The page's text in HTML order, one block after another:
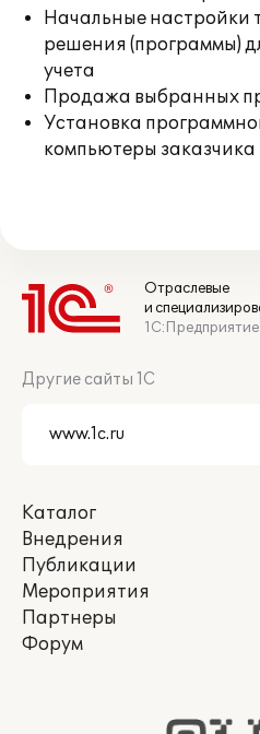
Начальные настройки
решения (программы)
учета
Продажа выбранных
Установка
компьютеры заказчика
Отраслевые
и
1С:Предприятие
Другие сайты 1С
Каталог
Внедрения
Публикации
Мероприятия
Партнеры
Форум